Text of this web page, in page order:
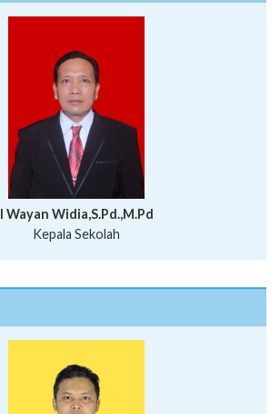
I Wayan Widia,S.Pd.,M.Pd
Kepala Sekolah